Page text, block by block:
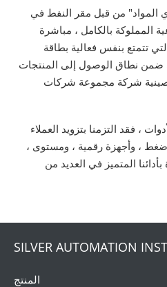
المواد" من قبل مقر النفط في
المملوكة بالكامل ، مباشرة
تتمتع بنفس فعالية بطاقة
ضمن نطاق الوصول إلى المنتجات
شركة مجموعة شركات
، فقد التزمنا بتزويد العملاء
، وأجهزة رقمية ، ومستوى ،
المتميز في العديد من
SILVER AUTOMATION
المنتج